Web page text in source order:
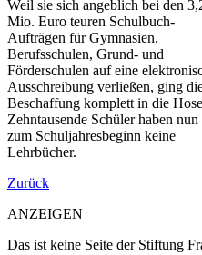
Weil sie sich angeblich bei den
Mio. Euro teuren Schulbuch-
Aufträgen für Gymnasien,
Berufsschulen, Grund- und
Förderschulen auf eine
Ausschreibung verließen, ging
Beschaffung komplett in die
Zehntausende Schüler haben nun
zum Schuljahresbeginn keine
Lehrbücher.
Zurück
ANZEIGEN
Das ist keine Seite der Stiftung